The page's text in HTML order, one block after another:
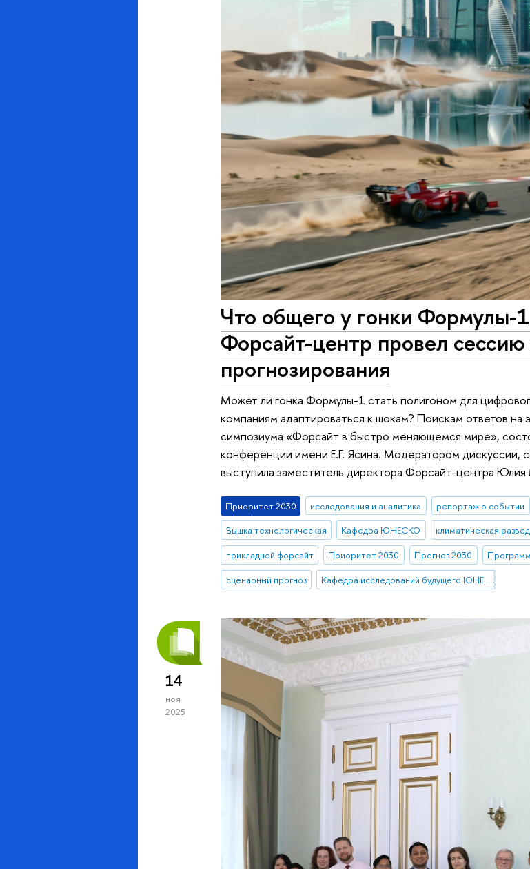
Что общего у гонки Формулы-
Форсайт-центр провел
прогнозирования
Может ли гонка Формулы-1 стать полигоном для
компаниям адаптироваться к шокам? Поискам ответов
симпозиума «Форсайт в быстро меняющемся мире»,
конференции имени Е.Г. Ясина. Модератором дискуссии,
выступила заместитель директора Форсайт-центра
Приоритет 2030 исследования и аналитика репортаж о событии
Вышка технологическая
Кафедра ЮНЕСКО климатическая
прикладной форсайт
Приоритет 2030 Прогноз 2030
сценарный прогноз
Кафедра исследований будущего ЮНЕСКО
14
ноя
2025